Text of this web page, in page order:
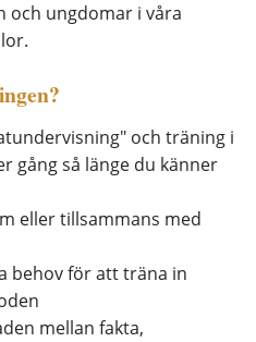
och ungdomar i våra
och träning i
gång så länge du känner
eller tillsammans med
behov för att träna in
mellan fakta,